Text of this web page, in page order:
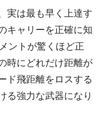
実は最も早く上達す
キャリーを正確に知
ントが驚くほど正
時にどれだけ距離が
ド飛距離をロスする
る強力な武器になり